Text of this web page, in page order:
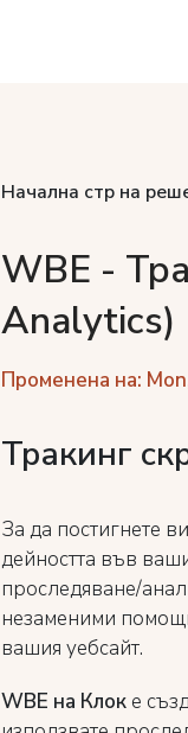
Начална стр на
WBE -
Analytics)
Променена на:
Тракинг
За да постигнете
дейността във
проследяване/
незаменими
вашия уебсайт.
WBE на Клок е